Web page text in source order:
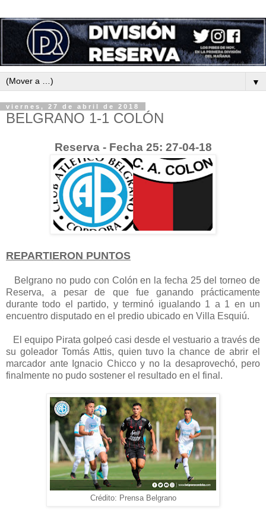
▼
viernes, 27 de abril de 2018
BELGRANO 1-1 COLÓN
Reserva - Fecha 25: 27-04-18
REPARTIERON PUNTOS
Belgrano no pudo con Colón en la fecha 25 del torneo de
Reserva, a pesar de que fue ganando prácticamente
durante todo el partido, y terminó igualando 1 a 1 en un
encuentro disputado en el predio ubicado en Villa Esquiú.
El equipo Pirata golpeó casi desde el vestuario a través de
su goleador Tomás Attis, quien tuvo la chance de abrir el
marcador ante Ignacio Chicco y no la desaprovechó, pero
finalmente no pudo sostener el resultado en el final.
Crédito: Prensa Belgrano